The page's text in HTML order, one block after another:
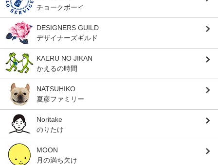
チョークボーイ
DESIGNERS GUILD
デザイナーズギルド
KAERU NO JIKAN
かえるの時間
NATSUHIKO
夏彦ファミリー
Noritake
のりたけ
MOON
月の満ち欠け